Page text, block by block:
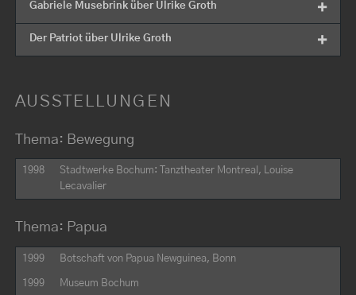
Gabriele Musebrink über Ulrike Groth
Der Patriot über Ulrike Groth
AUSSTELLUNGEN
Thema: Bewegung
1998
Stadtwerke Bochum: Tanztheater Montreal, Louise
Lecavalier
Thema: Papua
1999 Botschaft von Papua Newguinea, Bonn
1999 Museum Bochum